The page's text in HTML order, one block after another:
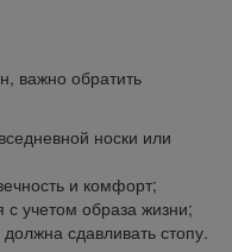
важно обратить
носки или
и комфорт;
учетом образа жизни;
сдавливать стопу.